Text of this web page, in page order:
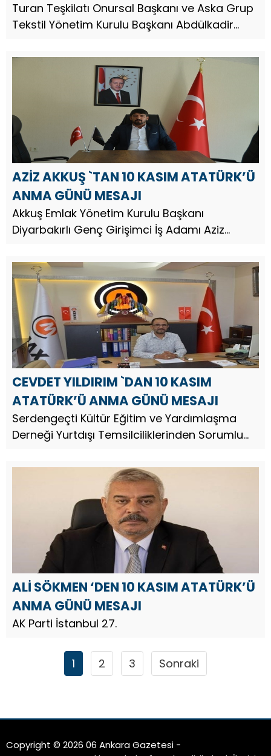
KASIM ATATÜRK’Ü ANMA GÜNÜ
MESAJI
Turan Teşkilatı Onursal Başkanı ve Aska Grup
Tekstil Yönetim Kurulu Başkanı Abdülkadir
Mustafa Kemal Atatürk’ün vefatının 87.
AZİZ AKKUŞ `TAN 10 KASIM ATATÜRK’Ü
ANMA GÜNÜ MESAJI
Akkuş Emlak Yönetim Kurulu Başkanı
Diyarbakırlı Genç Girişimci İş Adamı Aziz
Mustafa Kemal Atatürk’ün vefatının 87.
CEVDET YILDIRIM `DAN 10 KASIM
ATATÜRK’Ü ANMA GÜNÜ MESAJI
Serdengeçti Kültür Eğitim ve Yardımlaşma
Derneği Yurtdışı Temsilciliklerinden Sorumlu
Yönetim Kurulu Başkanı Cevdet Yıldırım,
Türkiye Cumhuriyeti’nin kurucusu Gazi ...
ALİ SÖKMEN ‘DEN 10 KASIM ATATÜRK’Ü
ANMA GÜNÜ MESAJI
AK Parti İstanbul 27.
1 2 3 Sonraki
Copyright © 2026 06 Ankara Gazetesi -